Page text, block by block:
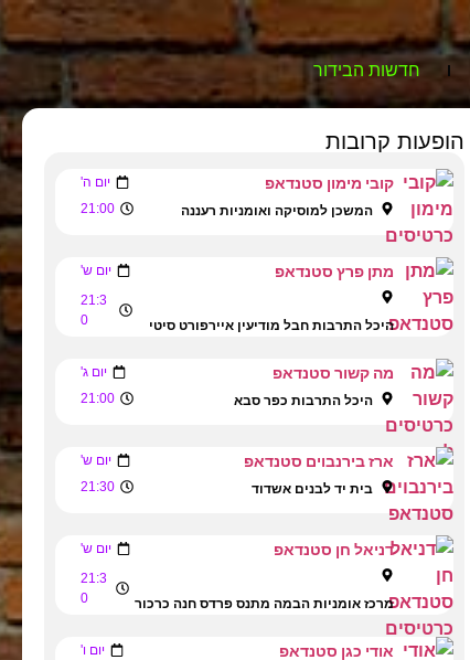
חדשות הבידור
הופעות קרובות
קובי מימון סטנדאפ יום ה'
המשכן למוסיקה ואומניות רעננה 21:00
מתן פרץ סטנדאפ יום ש'
היכל התרבות חבל מודיעין איירפורט סיטי
21:3
0
מה קשור סטנדאפ יום ג'
היכל התרבות כפר סבא 21:00
ארז בירנבוים סטנדאפ יום ש'
בית יד לבנים אשדוד 21:30
דניאל חן סטנדאפ יום ש'
מרכז אומניות הבמה מתנס פרדס חנה כרכור
21:3
0
אודי כגן סטנדאפ יום ו'